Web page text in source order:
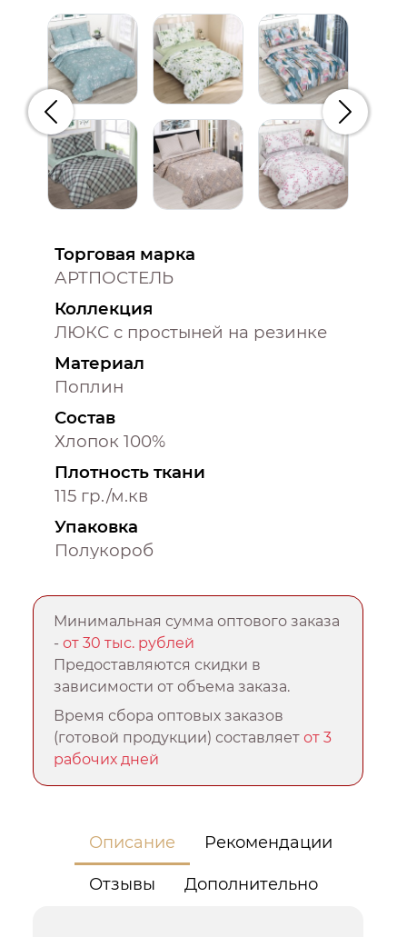
Предыдущий
Торговая марка
АРТПОСТЕЛЬ
Коллекция
ЛЮКС с простыней на резинке
Материал
Поплин
Состав
Хлопок 100%
Плотность ткани
115 гр./м.кв
Упаковка
Полукороб
Минимальная сумма оптового заказа
-от 30 тыс. рублей
Предоставляются скидки в
зависимости от объема заказа.
Время сбора оптовых заказов
(готовой продукции) составляетот 3
рабочих дней
Описание Рекомендации
Отзывы Дополнительно